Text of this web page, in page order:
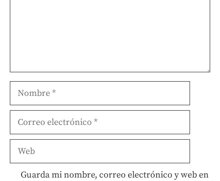
Nombre
Correo
Web
Guarda mi nombre, correo electrónico y web en